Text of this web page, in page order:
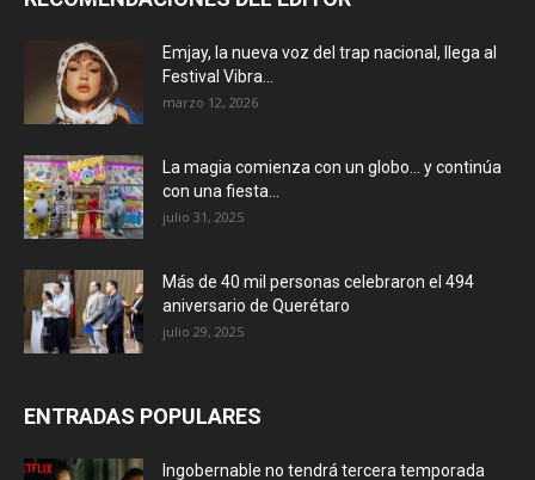
Emjay, la nueva voz del trap nacional, llega al
Festival Vibra...
marzo 12, 2026
La magia comienza con un globo… y continúa
con una fiesta...
julio 31, 2025
Más de 40 mil personas celebraron el 494
aniversario de Querétaro
julio 29, 2025
ENTRADAS POPULARES
Ingobernable no tendrá tercera temporada